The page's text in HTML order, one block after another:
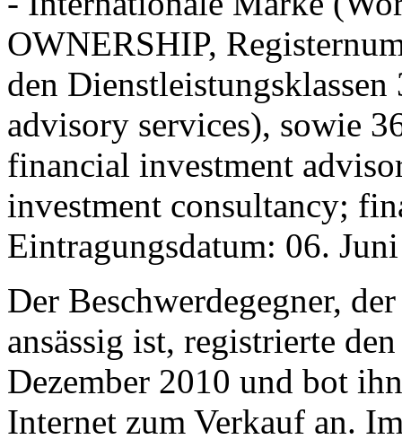
OWNERSHIP,
den
advisory services), sowie
financial investment
investment consultancy;
Eintragungsdatum: 06.
Der Beschwerdegegner,
ansässig ist, registrierte
Dezember 2010 und bot
Internet zum Verkauf an.